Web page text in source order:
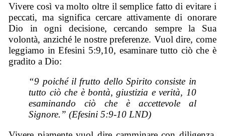
Vivere così va molto oltre il semplice fatto di evitare i
peccati, ma significa cercare attivamente di onorare
Dio in ogni decisione, cercando sempre la Sua
volontà, anziché le nostre preferenze. Vuol dire, come
leggiamo in Efesini 5:9,10, esaminare tutto ciò che è
gradito a Dio:
“9 poiché il frutto dello Spiritoconsiste in
tutto ciò che è bontà, giustizia e verità, 10
esaminando ciò che è accettevole al
Signore.” (Efesini 5:9-10 LND)